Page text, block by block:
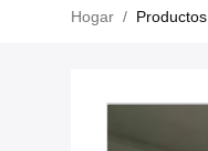
Hogar / Productos